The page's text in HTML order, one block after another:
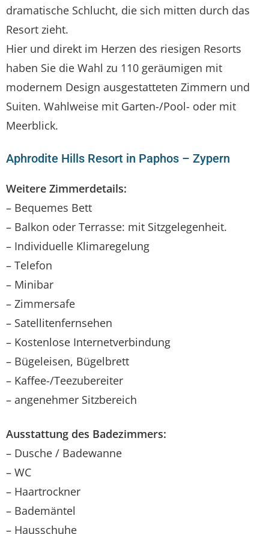
dramatische Schlucht, die sich mitten durch das
Resort zieht.
Hier und direkt im Herzen des riesigen Resorts
haben Sie die Wahl zu 110 geräumigen mit
modernem Design ausgestatteten Zimmern und
Suiten. Wahlweise mit Garten-/Pool- oder mit
Meerblick.
Aphrodite Hills Resort in Paphos – Zypern
Weitere Zimmerdetails:
– Bequemes Bett
– Balkon oder Terrasse: mit Sitzgelegenheit.
– Individuelle Klimaregelung
– Telefon
– Minibar
– Zimmersafe
– Satellitenfernsehen
– Kostenlose Internetverbindung
– Bügeleisen, Bügelbrett
– Kaffee-/Teezubereiter
– angenehmer Sitzbereich
Ausstattung des Badezimmers:
– Dusche / Badewanne
– WC
– Haartrockner
– Bademäntel
– Hausschuhe